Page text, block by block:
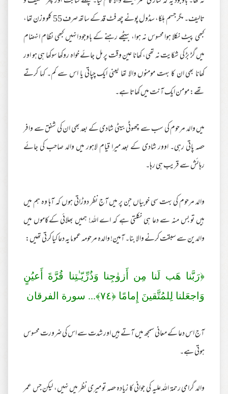
تالیف۔ مگر جسم ہلکا، سڈول پونے چھ فٹ قد کے ساتھ صرف 55 کلو وزن تھا،
کبھی پیٹ نکلا ہوا محسوس نہ ہوا، بیٹھے رہنے کے باوجود انہیں کبھی نظام انہضام
میں گڑ بڑ کی شکایت نہ تھی، کھانا عین وقت پر مل جائے خواہ روکھا سوکھا ہی ہو اور
کھانا بھی ان کا بہت مومنوں والا تھا یعنی ایک چپاتی یا اس سے کم۔ کہا کرتے
تھے: مومن ایک آنت میں کھاتا ہے۔
میں والد مرحوم کی سب سے چھوٹی بیٹی شادی کے بعد بھی ان کی شفق سے وافر
حصہ پاتی رہی۔ اوور شادی کے بعد میرا قیام لاہور میں والد صاحب کی جائے
رہائش سے قریب ہی رہا۔
والد مرحوم کی بہت سی خوبیاں جن پر میں آج نظر دوڑاتی ہوں کہ آہا وہ ہم میں
ہیں تو بس منہ سے دعا ہی نکلتی ہے کہ اے اللہ! ہمیں بھلائی کےکاموں میں
والدین سے سبقت کرنے والا بنا۔ آمین! والدہ مرحومہ عموما یہ دعا کیا کرتی تھیں:
﴿رَ‌بَّنا هَب لَنا مِن أَزو‌ٰجِنا وَذُرِّ‌يّـٰتِنا قُرَّ‌ةَ أَعيُنٍ
وَاجعَلنا لِلمُتَّقينَ إِمامًا ﴿٧٤﴾... سورة الفرقان
آج اس دعا کے معانی سمجھ میں آتے ہیں اور شدت سے اس کی ضرورت محسوس
ہوتی ہے۔
والد گرامی رحمة اللہ علیہ کی جوانی کا زیادہ حصہ تو میری نظر میں نہیں، لیکن جس عمر